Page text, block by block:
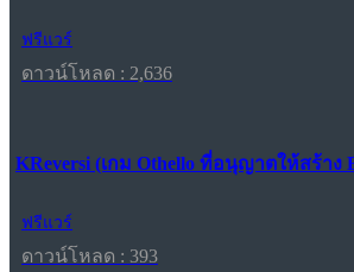
ฟรีแวร์
ดาวน์โหลด : 2,636
KReversi (เกม Othello ที่อนุญาตให้สร้าง
ฟรีแวร์
ดาวน์โหลด : 393